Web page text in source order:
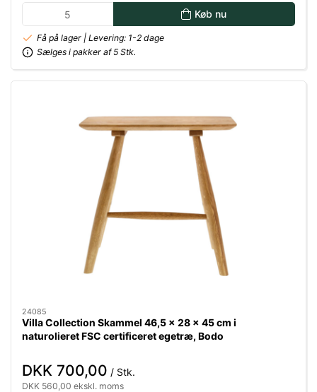
Køb nu
Få på lager | Levering: 1-2 dage
Sælges i pakker af 5 Stk.
24085
Villa Collection Skammel 46,5 x 28 x 45 cm i
naturolieret FSC certificeret egetræ, Bodo
DKK 700,00 / Stk.
DKK 560,00 ekskl. moms